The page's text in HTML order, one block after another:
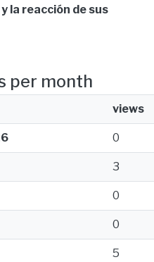
la reacción de sus
per month
views
0
3
0
0
5